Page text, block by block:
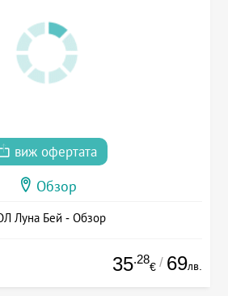
виж офертата
Обзор
Луна Бей - Обзор
35.28
€ / 69лв.